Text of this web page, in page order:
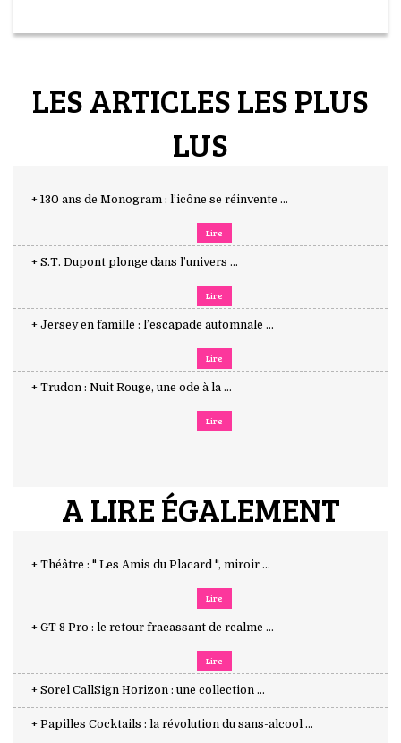
LES ARTICLES LES PLUS
LUS
+ 130 ans de Monogram : l’icône se réinvente ...
Lire
+ S.T. Dupont plonge dans l’univers ...
Lire
+ Jersey en famille : l’escapade automnale ...
Lire
+ Trudon : Nuit Rouge, une ode à la ...
Lire
A LIRE ÉGALEMENT
+ Théâtre : " Les Amis du Placard ", miroir ...
Lire
+ GT 8 Pro : le retour fracassant de realme ...
Lire
+ Sorel CallSign Horizon : une collection ...
+ Papilles Cocktails : la révolution du sans-alcool ...